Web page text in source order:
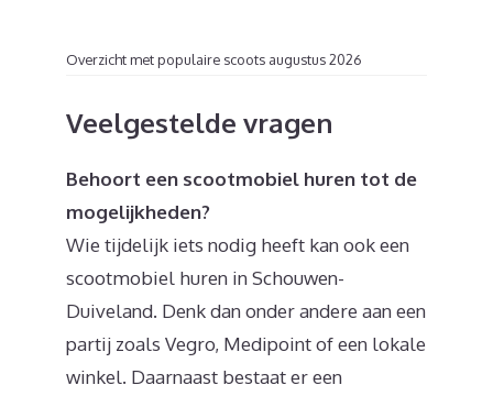
Overzicht met populaire scoots augustus 2026
Veelgestelde vragen
Behoort een scootmobiel huren tot de
mogelijkheden?
Wie tijdelijk iets nodig heeft kan ook een
scootmobiel huren in Schouwen-
Duiveland. Denk dan onder andere aan een
partij zoals Vegro, Medipoint of een lokale
winkel. Daarnaast bestaat er een